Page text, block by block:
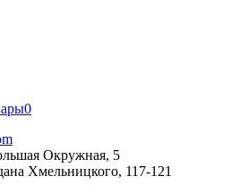
0
Окружная, 5
Хмельницкого, 117-121